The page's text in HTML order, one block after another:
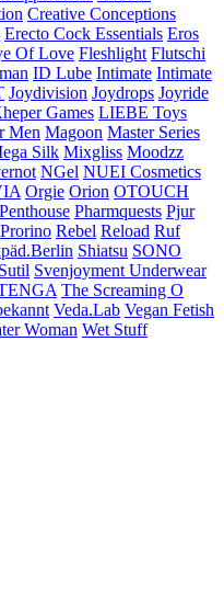
Creative Conceptions
Erecto Cock Essentials Eros
Of Love Fleshlight Flutschi
ID Lube Intimate Intimate
Joydivision Joydrops Joyride
Games LIEBE Toys
Men Magoon Master Series
Silk Mixgliss Moodzz
NGel NUEI Cosmetics
Orgie Orion OTOUCH
Penthouse Pharmquests Pjur
Prorino Rebel Reload Ruf
Shiatsu SONO
Sutil Svenjoyment Underwear
The Screaming O
Veda.Lab Vegan Fetish
Woman Wet Stuff